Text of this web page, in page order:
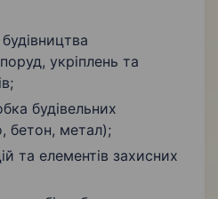
укріплень та
будівельних
бетон, метал);
та елементів захисних